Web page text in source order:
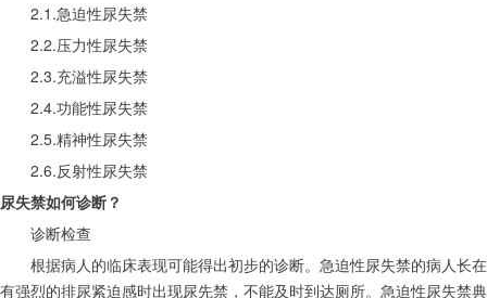
2.1.急迫性尿失禁
2.2.压力性尿失禁
2.3.充溢性尿失禁
2.4.功能性尿失禁
2.5.精神性尿失禁
2.6.反射性尿失禁
尿失禁如何诊断？
诊断检查
根据病人的临床表现可能得出初步的诊断。急迫性尿失禁的病人长在
有强烈的排尿紧迫感时出现尿先禁，不能及时到达厕所。急迫性尿失禁典